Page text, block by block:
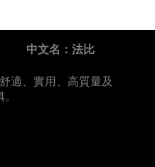
中文名：法比
適、實用、高質量及